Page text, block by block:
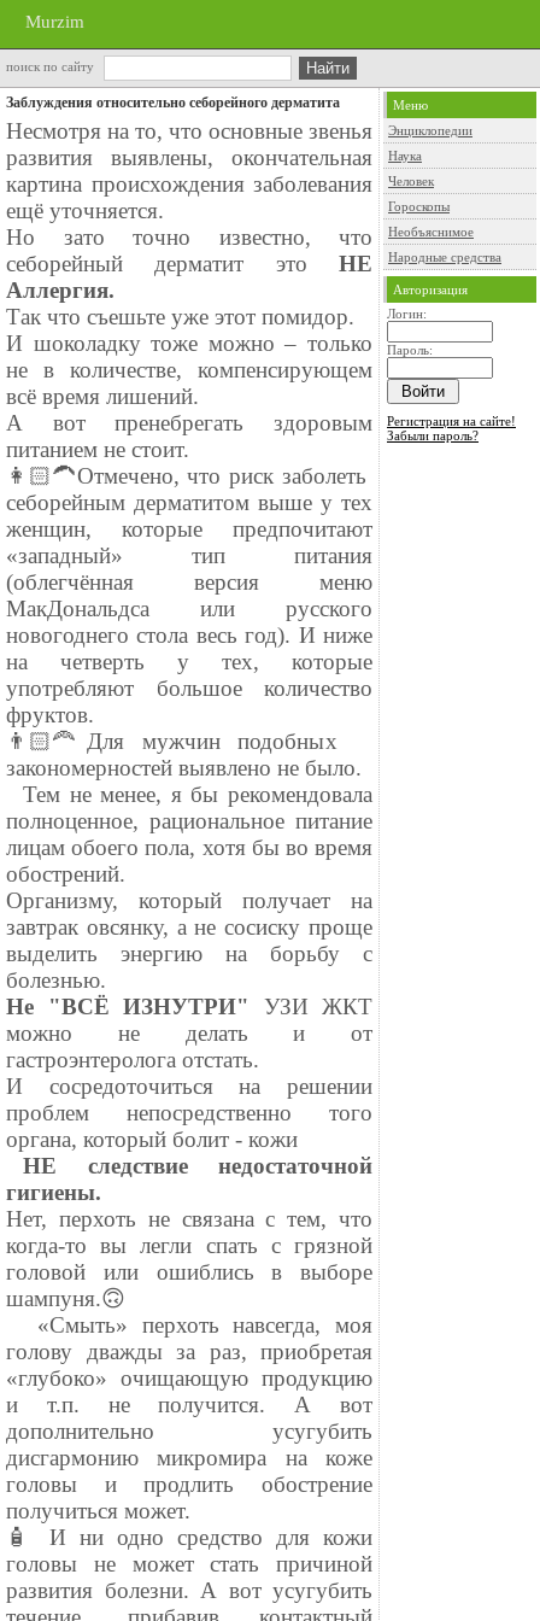
Murzim
поиск по сайту
Заблуждения относительно себорейного дерматита
Несмотря на то, что основные звенья
развития выявлены, окончательная
картина происхождения заболевания
ещё уточняется.
Но зато точно известно, что
себорейный дерматит это НЕ
Аллергия.
Так что съешьте уже этот помидор.
И шоколадку тоже можно – только
не в количестве, компенсирующем
всё время лишений.
А вот пренебрегать здоровым
питанием не стоит.
👩🏻‍🦱Отмечено, что риск заболеть
себорейным дерматитом выше у тех
женщин, которые предпочитают
«западный» тип питания
(облегчённая версия меню
МакДональдса или русского
новогоднего стола весь год). И ниже
на четверть у тех, которые
употребляют большое количество
фруктов.
👨🏻‍🦰Для мужчин подобных
закономерностей выявлено не было.
⠀Тем не менее, я бы рекомендовала
полноценное, рациональное питание
лицам обоего пола, хотя бы во время
обострений.
Организму, который получает на
завтрак овсянку, а не сосиску проще
выделить энергию на борьбу с
болезнью.
Не "ВСЁ ИЗНУТРИ" УЗИ ЖКТ
можно не делать и от
гастроэнтеролога отстать.
И сосредоточиться на решении
проблем непосредственно того
органа, который болит - кожи
НЕ следствие недостаточной
гигиены.
Нет, перхоть не связана с тем, что
когда-то вы легли спать с грязной
головой или ошиблись в выборе
шампуня.🙃
⠀ «Смыть» перхоть навсегда, моя
голову дважды за раз, приобретая
«глубоко» очищающую продукцию
и т.п. не получится. А вот
дополнительно усугубить
дисгармонию микромира на коже
головы и продлить обострение
получиться может.
🧴 И ни одно средство для кожи
головы не может стать причиной
развития болезни. А вот усугубить
Меню
Энциклопедии
Наука
Человек
Гороскопы
Необъяснимое
Народные средства
Авторизация
Логин:
Пароль:
Регистрация на сайте!
Забыли пароль?